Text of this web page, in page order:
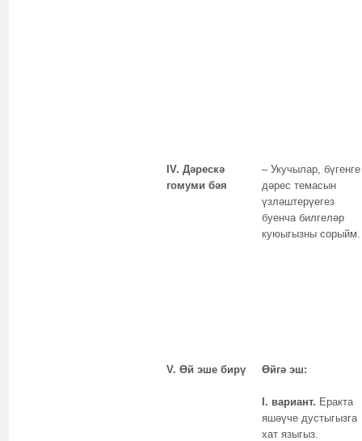
IV. Дәрескә
гомуми бәя
– Укучылар, бүгенге
дәрес темасын
үзләштерүегез
буенча билгеләр
куюыгызны сорыйм.
V. Өй эше бирү Өйгә эш:
I. вариант. Еракта
яшәүче дустыгызга
хат языгыз.